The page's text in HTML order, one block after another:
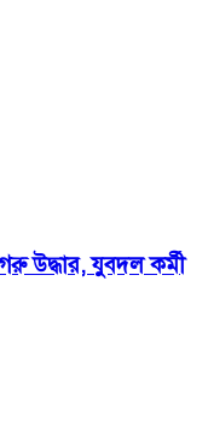
উদ্ধার, যুবদল কর্মী